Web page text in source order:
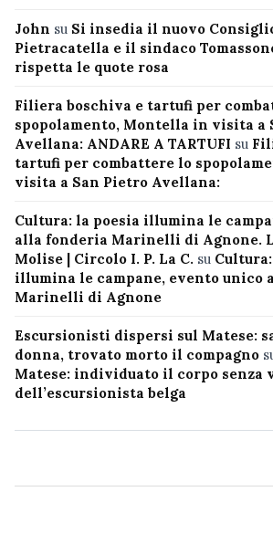
John su Si insedia il nuovo
Pietracatella e il sindaco
rispetta le quote rosa
Filiera boschiva e tartufi per
spopolamento, Montella in visita a
Avellana: ANDARE A TARTUFI su
tartufi per combattere lo
visita a San Pietro Avellana:
Cultura: la poesia illumina le
alla fonderia Marinelli di Agnone.
Molise | Circolo I. P. La C. su
illumina le campane, evento unico
Marinelli di Agnone
Escursionisti dispersi sul Matese:
donna, trovato morto il compagno
Matese: individuato il corpo senza
dell’escursionista belga